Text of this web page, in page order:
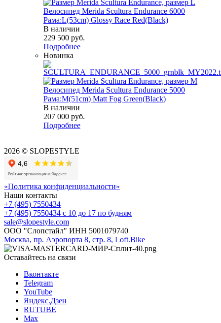
Велосипед Merida Scultura Endurance 6000
Рама:L(53cm) Glossy Race Red(Black)
В наличии
229 500 руб.
Подробнее
Новинка
Велосипед Merida Scultura Endurance 5000
Рама:M(51cm) Matt Fog Green(Black)
В наличии
207 000 руб.
Подробнее
2026 © SLOPESTYLE
«Политика конфиденциальности»
Наши контакты
+7 (495) 7550434
+7 (495) 7550434 с 10 до 17 по будням
sale@slopestyle.com
ООО "Слопстайл" ИНН 5001079740
Москва, пр. Аэропорта 8, стр. 8, Loft.Bike
Оставайтесь на связи
Вконтакте
Telegram
YouTube
Яндекс.Дзен
RUTUBE
Max